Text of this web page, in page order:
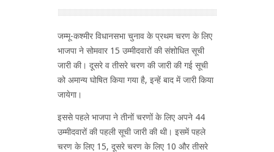
जम्मू-कश्मीर विधानसभा चुनाव के प्रथम चरण के लिए
भाजपा ने सोमवार 15 उम्मीदवारों की संशोधित सूची
जारी की। दूसरे व तीसरे चरण की जारी की गई सूची
को अमान्य घोषित किया गया है, इन्हें बाद में जारी किया
जायेगा।
इससे पहले भाजपा ने तीनों चरणों के लिए अपने 44
उम्मीदवारों की पहली सूची जारी की थी। इसमें पहले
चरण के लिए 15, दूसरे चरण के लिए 10 और तीसरे